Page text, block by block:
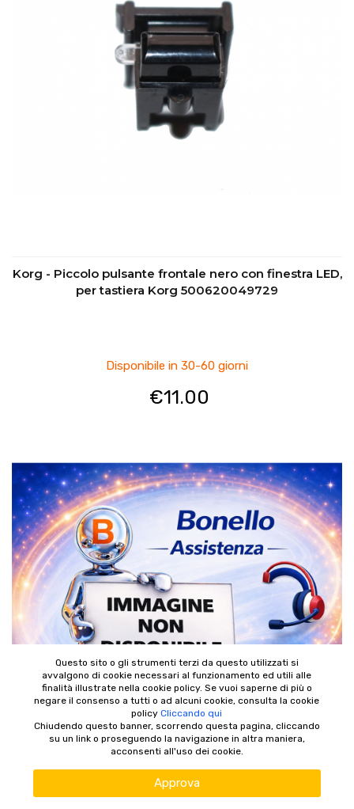
Korg - Piccolo pulsante frontale nero con finestra LED,
per tastiera Korg 500620049729
Disponibile in 30-60 giorni
€11.00
Questo sito o gli strumenti terzi da questo utilizzati si
avvalgono di cookie necessari al funzionamento ed utili alle
finalità illustrate nella cookie policy. Se vuoi saperne di più o
negare il consenso a tutti o ad alcuni cookie, consulta la cookie
policyCliccando qui
Chiudendo questo banner, scorrendo questa pagina, cliccando
su un link o proseguendo la navigazione in altra maniera,
acconsenti all'uso dei cookie.
Approva